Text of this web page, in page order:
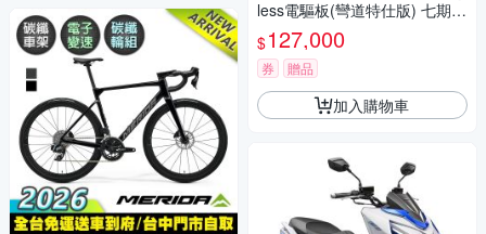
less電驅板(彎道特仕版) 七期 2
026年出廠全新機車
$127,000
券 贈品
加入購物車